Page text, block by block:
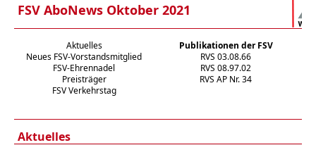
FSV AboNews Oktober 2021
Aktuelles
Publikationen der FSV
Neues FSV-Vorstandsmitglied
FSV-Ehrennadel
Preisträger
FSV Verkehrstag
RVS 03.08.66
RVS 08.97.02
RVS AP Nr. 34
Aktuelles